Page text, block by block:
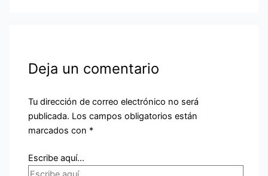
Deja un comentario
Tu dirección de correo electrónico no será
publicada. Los campos obligatorios están
marcados con *
Escribe aquí...